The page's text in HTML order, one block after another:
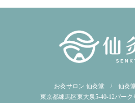
お灸サロン 仙灸堂 / 仙灸
東京都練馬区東大泉5-40-12パー